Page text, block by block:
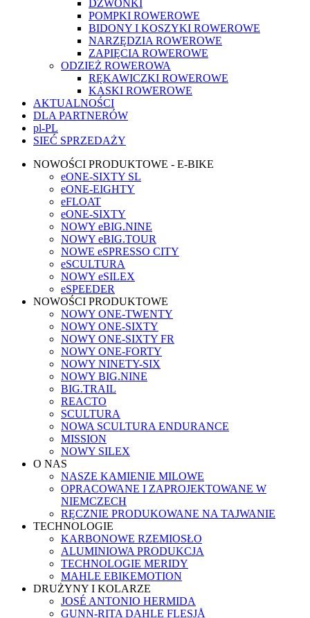
DZWONKI
POMPKI ROWEROWE
BIDONY I KOSZYKI ROWEROWE
NARZĘDZIA ROWEROWE
ZAPIĘCIA ROWEROWE
ODZIEŻ ROWEROWA
RĘKAWICZKI ROWEROWE
KASKI ROWEROWE
AKTUALNOŚCI
DLA PARTNERÓW
pl-PL
SIEĆ SPRZEDAŻY
NOWOŚCI PRODUKTOWE - E-BIKE
eONE-SIXTY SL
eONE-EIGHTY
eFLOAT
eONE-SIXTY
NOWY eBIG.NINE
NOWY eBIG.TOUR
NOWE eSPRESSO CITY
eSCULTURA
NOWY eSILEX
eSPEEDER
NOWOŚCI PRODUKTOWE
NOWY ONE-TWENTY
NOWY ONE-SIXTY
NOWY ONE-SIXTY FR
NOWY ONE-FORTY
NOWY NINETY-SIX
NOWY BIG.NINE
BIG.TRAIL
REACTO
SCULTURA
NOWA SCULTURA ENDURANCE
MISSION
NOWY SILEX
O NAS
NASZE KAMIENIE MILOWE
OPRACOWANE I ZAPROJEKTOWANE W
NIEMCZECH
RĘCZNIE PRODUKOWANE NA TAJWANIE
TECHNOLOGIE
KARBONOWE RZEMIOSŁO
ALUMINIOWA PRODUKCJA
TECHNOLOGIE MERIDY
MAHLE EBIKEMOTION
DRUŻYNY I KOLARZE
JOSÉ ANTONIO HERMIDA
GUNN-RITA DAHLE FLESJÅ